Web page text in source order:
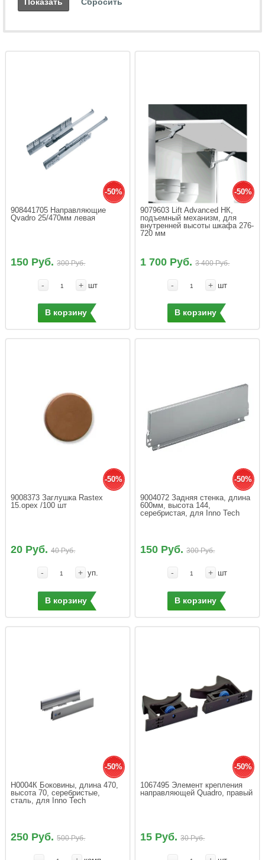
-50%
908441705 Направляющие
Qvadro 25/470мм левая
150 Руб.300 Руб.
- + шт
В корзину
-50%
9079603 Lift Advanced HК,
подъемный механизм, для
внутренней высоты шкафа 276-
720 мм
1 700 Руб.3 400 Руб.
- + шт
В корзину
-50%
9008373 Заглушка Rastex
15.орех /100 шт
20 Руб.40 Руб.
- + уп.
В корзину
-50%
9004072 Задняя стенка, длина
600мм, высота 144,
серебристая, для Inno Tech
150 Руб.300 Руб.
- + шт
В корзину
-50%
Н0004К Боковины, длина 470,
высота 70, серебристые,
сталь, для Inno Tech
250 Руб.500 Руб.
-50%
1067495 Элемент крепления
направляющей Quadro, правый
15 Руб.30 Руб.